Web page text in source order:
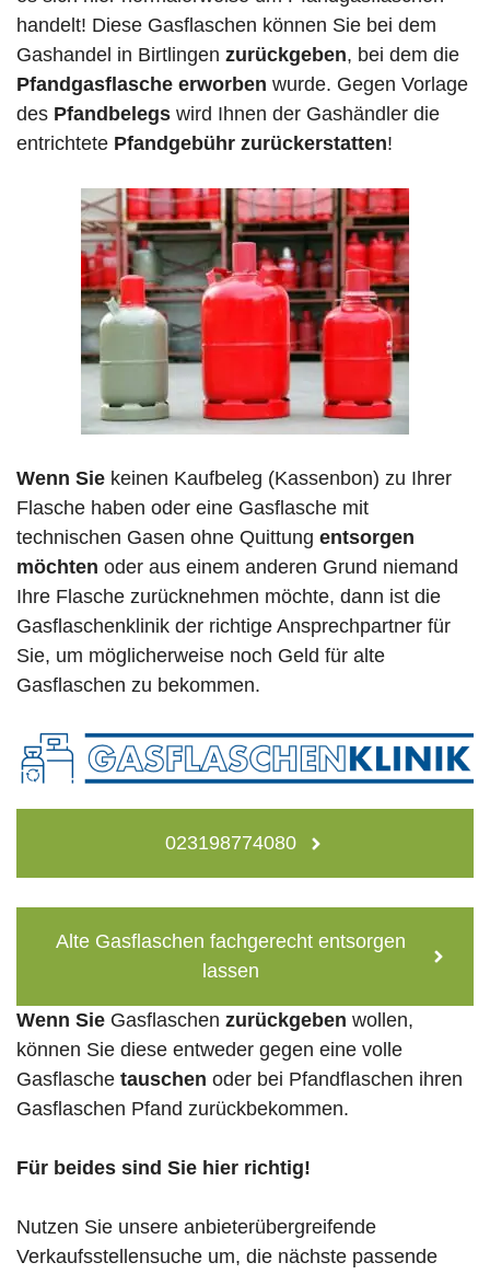
handelt! Diese Gasflaschen können Sie bei dem
Gashandel in Birtlingen zurückgeben, bei dem die
Pfandgasflasche erworben wurde. Gegen Vorlage
des Pfandbelegs wird Ihnen der Gashändler die
entrichtete Pfandgebühr zurückerstatten!
Wenn Sie keinen Kaufbeleg (Kassenbon) zu Ihrer
Flasche haben oder eine Gasflasche mit
technischen Gasen ohne Quittung entsorgen
möchten oder aus einem anderen Grund niemand
Ihre Flasche zurücknehmen möchte, dann ist die
Gasflaschenklinik der richtige Ansprechpartner für
Sie, um möglicherweise noch Geld für alte
Gasflaschen zu bekommen.
023198774080
Alte Gasflaschen fachgerecht entsorgen
lassen
Wenn Sie Gasflaschen zurückgeben wollen,
können Sie diese entweder gegen eine volle
Gasflasche tauschen oder bei Pfandflaschen ihren
Gasflaschen Pfand zurückbekommen.
Für beides sind Sie hier richtig!
Nutzen Sie unsere anbieterübergreifende
Verkaufsstellensuche um, die nächste passende